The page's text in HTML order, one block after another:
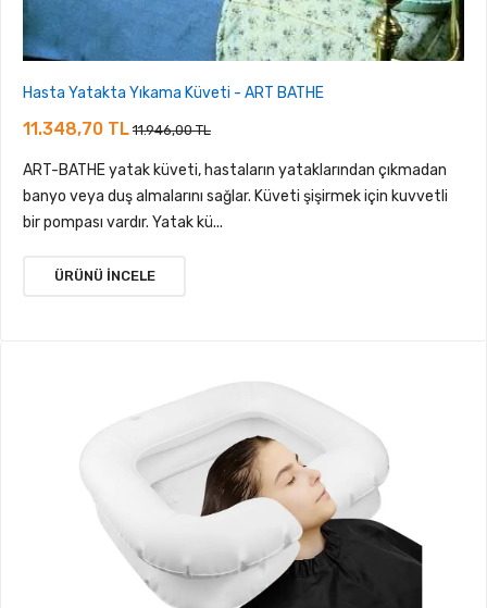
Hasta Yatakta Yıkama Küveti - ART BATHE
11.348,70 TL 11.946,00 TL
ART-BATHE yatak küveti, hastaların yataklarından çıkmadan
banyo veya duş almalarını sağlar. Küveti şişirmek için kuvvetli
bir pompası vardır. Yatak kü...
ÜRÜNÜ İNCELE